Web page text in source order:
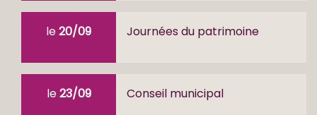
le20/09 Journées du patrimoine
le23/09 Conseil municipal